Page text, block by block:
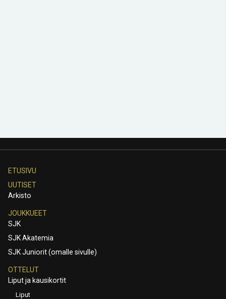
ETUSIVU
UUTISET
Arkisto
JOUKKUEET
SJK
SJK Akatemia
SJK Juniorit (omalle sivulle)
OTTELUT
Liput ja kausikortit
Liput